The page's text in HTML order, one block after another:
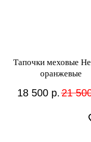
Тапочки меховые
оранжевые
18 500 р. 21